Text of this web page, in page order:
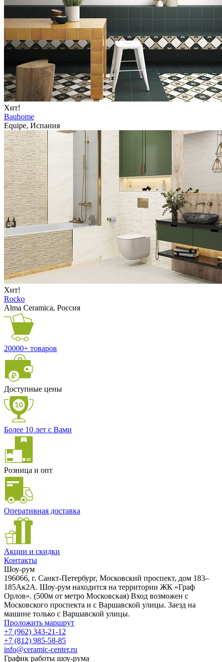
Хит!
Bauhome
Equipe, Испания
Хит!
Rocko
Alma Ceramica, Россия
20000+ товаров
Доступные цены
Более 10 лет с Вами
Розница и опт
Оперативная доставка
Акции и скидки
Контакты
Шоу-рум
196066, г. Санкт-Петербург, Московский проспект, дом 183–
185Ак2А. Шоу-рум находится на территории ЖК «Граф
Орлов». (500м от метро Московская) Вход возможен с
Московского проспекта и с Варшавской улицы. Заезд на
машине только с Варшавской улицы.
Проложить маршрут
+7 (962) 343-21-12
+7 (812) 985-58-85
info@ceramic-center.ru
График работы шоу-рума